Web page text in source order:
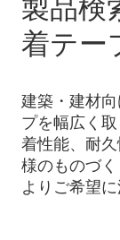
製品検
着テー
建築・建材
プを幅広く
着性能、耐
様のものづ
よりご希望